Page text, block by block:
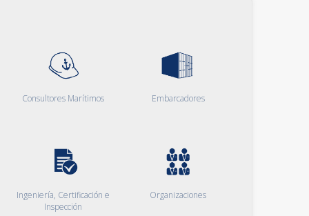
Consultores Marítimos Embarcadores
Ingeniería, Certificación e
Inspección
Organizaciones